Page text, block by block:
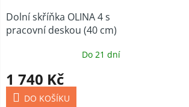
Dolní skříňka OLINA 4 s
pracovní deskou (40 cm)
Do 21 dní
1 740 Kč
DO KOŠÍKU